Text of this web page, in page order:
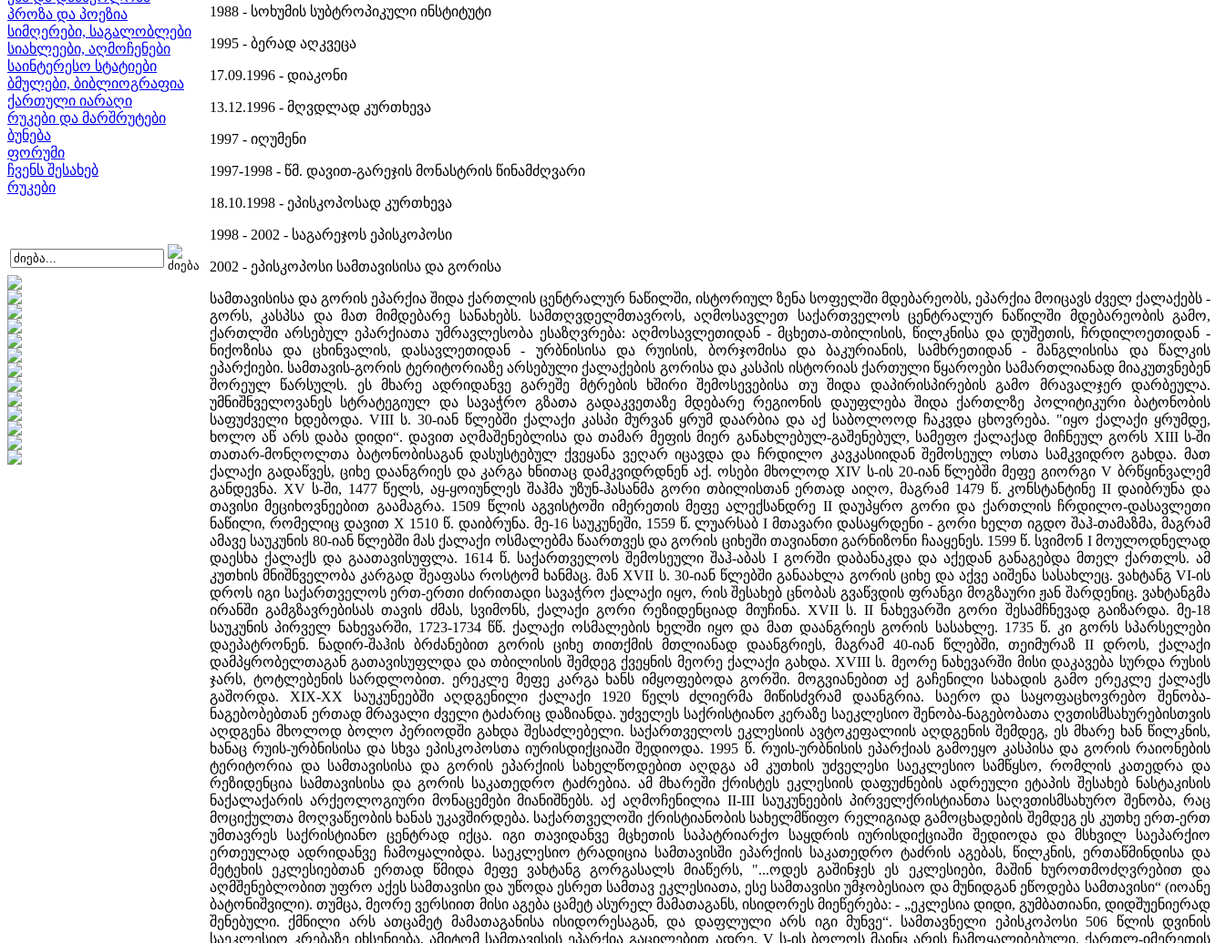
პროზა და პოეზია
სიმღერები, საგალობლები
სიახლეები, აღმოჩენები
საინტერესო სტატიები
ბმულები, ბიბლიოგრაფია
ქართული იარაღი
რუკები და მარშრუტები
ბუნება
ფორუმი
ჩვენს შესახებ
რუკები
1988 - სოხუმის სუბტროპიკული ინსტიტუტი
1995 - ბერად აღკვეცა
17.09.1996 - დიაკონი
13.12.1996 - მღვდლად კურთხევა
1997 - იღუმენი
1997-1998 - წმ. დავით-გარეჯის მონასტრის წინამძღვარი
18.10.1998 - ეპისკოპოსად კურთხევა
1998 - 2002 - საგარეჯოს ეპისკოპოსი
2002 - ეპისკოპოსი სამთავისისა და გორისა
სამთავისისა და გორის ეპარქია შიდა ქართლის ცენტრალურ ნაწილში, ისტორიულ ზენა სოფელში მდებარეობს, ეპარქია მოიცავს ძველ ქალაქებს -
გორს, კასპსა და მათ მიმდებარე სანახებს. სამთღვდელმთავროს, აღმოსავლეთ საქართველოს ცენტრალურ ნაწილში მდებარეობის გამო,
ქართლში არსებულ ეპარქიათა უმრავლესობა ესაზღვრება: აღმოსავლეთიდან - მცხეთა-თბილისის, წილკნისა და დუშეთის, ჩრდილოეთიდან -
ნიქოზისა და ცხინვალის, დასავლეთიდან - ურბნისისა და რუისის, ბორჯომისა და ბაკურიანის, სამხრეთიდან - მანგლისისა და წალკის
ეპარქიები. სამთავის-გორის ტერიტორიაზე არსებული ქალაქების გორისა და კასპის ისტორიას ქართული წყაროები სამართლიანად მიაკუთვნებენ
შორეულ წარსულს. ეს მხარე ადრიდანვე გარეშე მტრების ხშირი შემოსევებისა თუ შიდა დაპირისპირების გამო მრავალჯერ დარბეულა.
უმნიშნველოვანეს სტრატეგიულ და სავაჭრო გზათა გადაკვეთაზე მდებარე რეგიონის დაუფლება შიდა ქართლზე პოლიტიკური ბატონობის
საფუძველი ხდებოდა. VIII ს. 30-იან წლებში ქალაქი კასპი მურვან ყრუმ დაარბია და აქ საბოლოოდ ჩაკვდა ცხოვრება. "იყო ქალაქი ყრუმდე,
ხოლო აწ არს დაბა დიდი“. დავით აღმაშენებლისა და თამარ მეფის მიერ განახლებულ-გაშენებულ, სამეფო ქალაქად მიჩნეულ გორს XIII ს-ში
თათარ-მონღოლთა ბატონობისაგან დასუსტებულ ქვეყანა ვეღარ იცავდა და ჩრდილო კავკასიიდან შემოსეულ ოსთა სამკვიდრო გახდა. მათ
ქალაქი გადაწვეს, ციხე დაანგრიეს და კარგა ხნითაც დამკვიდრდნენ აქ. ოსები მხოლოდ XIV ს-ის 20-იან წლებში მეფე გიორგი V ბრწყინვალემ
განდევნა. XV ს-ში, 1477 წელს, აყ-ყოიუნლეს შაჰმა უზუნ-ჰასანმა გორი თბილისთან ერთად აიღო, მაგრამ 1479 წ. კონსტანტინე II დაიბრუნა და
თავისი მეციხოვნეებით გაამაგრა. 1509 წლის აგვისტოში იმერეთის მეფე ალექსანდრე II დაუპყრო გორი და ქართლის ჩრდილო-დასავლეთი
ნაწილი, რომელიც დავით X 1510 წ. დაიბრუნა. მე-16 საუკუნეში, 1559 წ. ლუარსაბ I მთავარი დასაყრდენი - გორი ხელთ იგდო შაჰ-თამაზმა, მაგრამ
ამავე საუკუნის 80-იან წლებში მას ქალაქი ოსმალებმა წაართვეს და გორის ციხეში თავიანთი გარნიზონი ჩააყენეს. 1599 წ. სვიმონ I მოულოდნელად
დაესხა ქალაქს და გაათავისუფლა. 1614 წ. საქართველოს შემოსეული შაჰ-აბას I გორში დაბანაკდა და აქედან განაგებდა მთელ ქართლს. ამ
კუთხის მნიშნველობა კარგად შეაფასა როსტომ ხანმაც. მან XVII ს. 30-იან წლებში განაახლა გორის ციხე და აქვე აიშენა სასახლეც. ვახტანგ VI-ის
დროს იგი საქართველოს ერთ-ერთი ძირითადი სავაჭრო ქალაქი იყო, რის შესახებ ცნობას გვაწვდის ფრანგი მოგზაური ჟან შარდენიც. ვახტანგმა
ირანში გამგზავრებისას თავის ძმას, სვიმონს, ქალაქი გორი რეზიდენციად მიუჩინა. XVII ს. II ნახევარში გორი შესამჩნევად გაიზარდა. მე-18
საუკუნის პირველ ნახევარში, 1723-1734 წწ. ქალაქი ოსმალების ხელში იყო და მათ დაანგრიეს გორის სასახლე. 1735 წ. კი გორს სპარსელები
დაეპატრონენ. ნადირ-შაჰის ბრძანებით გორის ციხე თითქმის მთლიანად დაანგრიეს, მაგრამ 40-იან წლებში, თეიმურაზ II დროს, ქალაქი
დამპყრობელთაგან გათავისუფლდა და თბილისის შემდეგ ქვეყნის მეორე ქალაქი გახდა. XVIII ს. მეორე ნახევარში მისი დაკავება სურდა რუსის
ჯარს, ტოტლებენის სარდლობით. ერეკლე მეფე კარგა ხანს იმყოფებოდა გორში. მოგვიანებით აქ გაჩენილი სახადის გამო ერეკლე ქალაქს
გაშორდა. XIX-XX საუკუნეებში აღდგენილი ქალაქი 1920 წელს ძლიერმა მიწისძვრამ დაანგრია. საერო და საყოფაცხოვრებო შენობა-
ნაგებობებთან ერთად მრავალი ძველი ტაძარიც დაზიანდა. უძველეს საქრისტიანო კერაზე საეკლესიო შენობა-ნაგებობათა ღვთისმსახურებისთვის
აღდგენა მხოლოდ ბოლო პერიოდში გახდა შესაძლებელი. საქართველოს ეკლესიის ავტოკეფალიის აღდგენის შემდეგ, ეს მხარე ხან წილკნის,
ხანაც რუის-ურბნისისა და სხვა ეპისკოპოსთა იურისდიქციაში შედიოდა. 1995 წ. რუის-ურბნისის ეპარქიას გამოეყო კასპისა და გორის რაიონების
ტერიტორია და სამთავისისა და გორის ეპარქიის სახელწოდებით აღდგა ამ კუთხის უძველესი საეკლესიო სამწყსო, რომლის კათედრა და
რეზიდენცია სამთავისისა და გორის საკათედრო ტაძრებია. ამ მხარეში ქრისტეს ეკლესიის დაფუძნების ადრეული ეტაპის შესახებ ნასტაკისის
ნაქალაქარის არქეოლოგიური მონაცემები მიანიშნებს. აქ აღმოჩენილია II-III საუკუნეების პირველქრისტიანთა საღვთისმსახურო შენობა, რაც
მოციქულთა მოღვაწეობის ხანას უკავშირდება. საქართველოში ქრისტიანობის სახელმწიფო რელიგიად გამოცხადების შემდეგ ეს კუთხე ერთ-ერთ
უმთავრეს საქრისტიანო ცენტრად იქცა. იგი თავიდანვე მცხეთის საპატრიარქო საყდრის იურისდიქციაში შედიოდა და მსხვილ საეპარქიო
ერთეულად ადრიდანვე ჩამოყალიბდა. საეკლესიო ტრადიცია სამთავისში ეპარქიის საკათედრო ტაძრის აგებას, წილკნის, ერთაწმინდისა და
მეტეხის ეკლესიებთან ერთად წმიდა მეფე ვახტანგ გორგასალს მიაწერს, "...ოდეს გაშინჯეს ეს ეკლესიები, მაშინ ხუროთმოძღვრებით და
აღმშენებლობით უფრო აქეს სამთავისი და უწოდა ესრეთ სამთავ ეკლესიათა, ესე სამთავისი უმჯობესიაო და მუნიდგან ეწოდება სამთავისი“ (იოანე
ბატონიშვილი). თუმცა, მეორე ვერსიით მისი აგება ცამეტ ასურელ მამათაგანს, ისიდორეს მიეწერება: - „ეკლესია დიდი, გუმბათიანი, დიდშუენიერად
შენებული. ქმნილი არს ათცამეტ მამათაგანისა ისიდორესაგან, და დაფლული არს იგი მუნვე“. სამთავნელი ეპისკოპოსი 506 წლის დვინის
საეკლესიო კრებაზე იხსენიება, ამიტომ სამთავისის ეპარქია გაცილებით ადრე, V ს-ის ბოლოს მაინც არის ჩამოყალიბებული. ქართლ-იმერეთის